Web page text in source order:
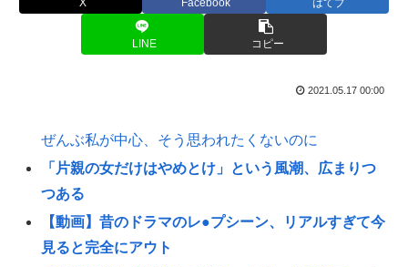
X Facebook はてブ
LINE コピー
2021.05.17 00:00
ぜんぶ私が中心、そう思われたくないのに
「片親の女だけはやめとけ」という風潮、広まりつ
つある
【動画】昔のドラマのレ●プシーン、リアルすぎて今
見ると完全にアウト